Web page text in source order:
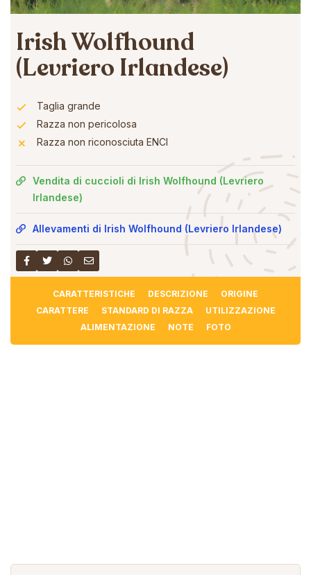
Irish Wolfhound
(Levriero Irlandese)
Taglia grande
Razza non pericolosa
Razza non riconosciuta ENCI
Vendita di cuccioli di Irish Wolfhound (Levriero
Irlandese)
Allevamenti di Irish Wolfhound (Levriero Irlandese)
CARATTERISTICHE DESCRIZIONE
ORIGINE
CARATTERE
STANDARD DI RAZZA
UTILIZZAZIONE
ALIMENTAZIONE
NOTE FOTO